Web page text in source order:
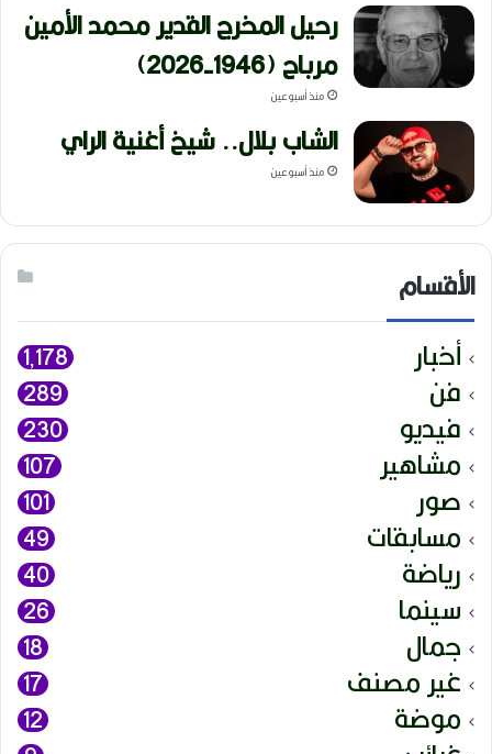
رحيل المخرج القدير محمد الأمين
مرباح (1946-2026)
منذ أسبوعين
الشاب بلال.. شيخ أغنية الراي
منذ أسبوعين
الأقسام
أخبار 1٬178
فن 289
فيديو 230
مشاهير 107
صور 101
مسابقات 49
رياضة 40
سينما 26
جمال 18
غير مصنف 17
موضة 12